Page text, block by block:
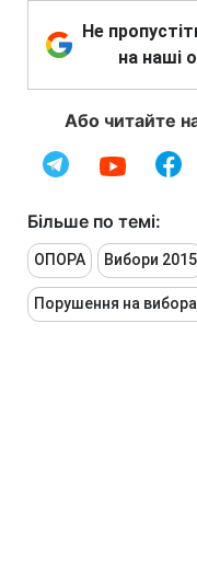
Не
на наші
Або читайте
Більше по темі:
ОПОРА Вибори 2015
Порушення на